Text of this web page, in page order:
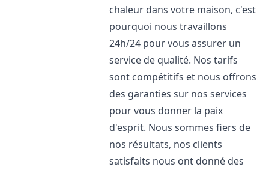
chaleur dans votre maison, c'est
pourquoi nous travaillons
24h/24 pour vous assurer un
service de qualité. Nos tarifs
sont compétitifs et nous offrons
des garanties sur nos services
pour vous donner la paix
d'esprit. Nous sommes fiers de
nos résultats, nos clients
satisfaits nous ont donné des